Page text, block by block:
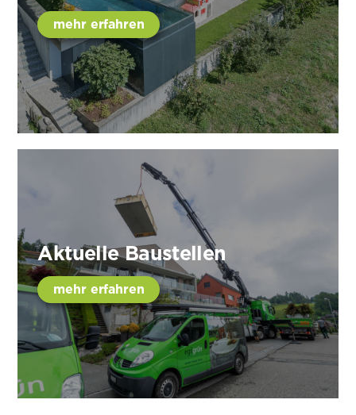
mehr erfahren
Aktuelle Baustellen
mehr erfahren